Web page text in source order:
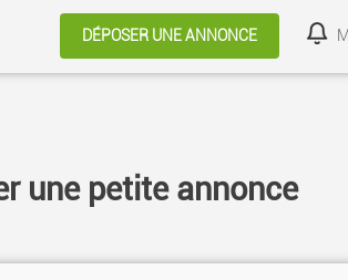
template/tpl_layout.phpon
DÉPOSER UNE ANNONCE
une petite annonce